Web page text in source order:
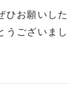
ひお願いした
うございまし